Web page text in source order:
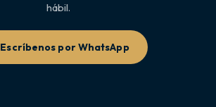
hábil.
Escríbenos por WhatsApp